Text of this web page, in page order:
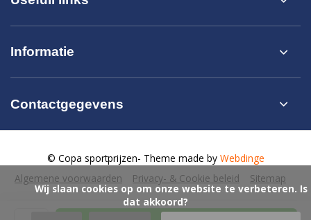
Informatie
Contactgegevens
Algemene voorwaarden Privacy- & Cookie beleid Sitemap
© Copa sportprijzen- Theme made by Webdinge
            Wij slaan cookies op om onze website te verbeteren. Is
dat akkoord?